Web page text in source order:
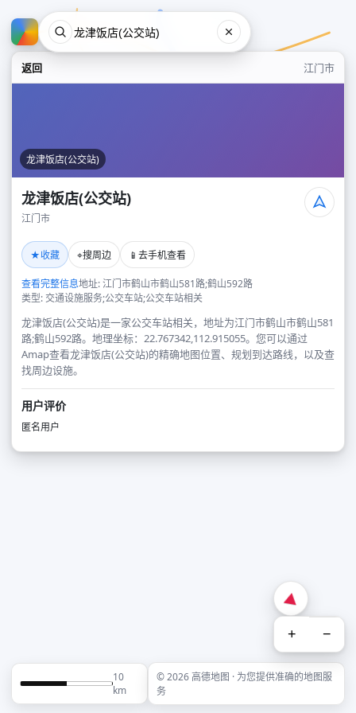
返回 江门市
龙津饭店(公交站)
龙津饭店(公交站)
江门市
★收藏 ⌖搜周边 📱 去手机查看
查看完整信息地址: 江门市鹤山市鹤山581路;鹤山592路
类型: 交通设施服务;公交车站;公交车站相关
龙津饭店(公交站)是一家公交车站相关，地址为江门市鹤山市鹤山581
路;鹤山592路。地理坐标：22.767342,112.915055。您可以通过
Amap查看龙津饭店(公交站)的精确地图位置、规划到达路线，以及查
找周边设施。
用户评价
匿名用户
+ −
10
km
© 2026 高德地图 · 为您提供准确的地图服
务